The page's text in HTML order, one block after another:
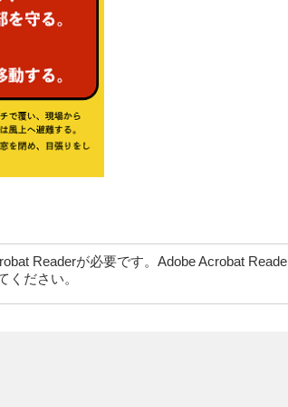
Readerが必要です。Adobe Acrobat
ください。